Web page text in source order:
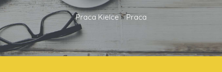
Praca Kielce»Praca